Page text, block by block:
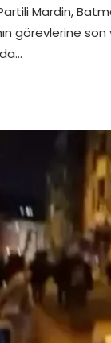
Mardin,
görevlerine